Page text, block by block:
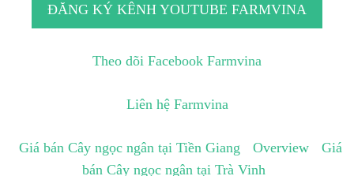
ĐĂNG KÝ KÊNH YOUTUBE FARMVINA
Theo dõi Facebook Farmvina
Liên hệ Farmvina
Giá bán Cây ngọc ngân tại Tiền Giang Overview
Giá
bán Cây ngọc ngân tại Trà Vinh